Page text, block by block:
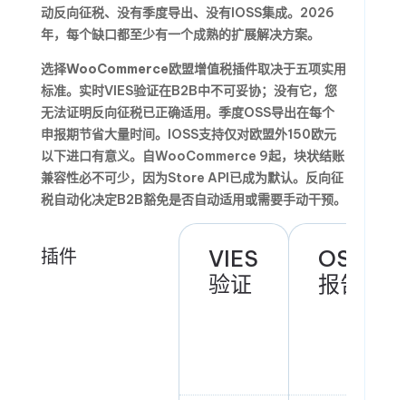
动反向征税、没有季度导出、没有IOSS集成。2026
年，每个缺口都至少有一个成熟的扩展解决方案。
选择WooCommerce欧盟增值税插件取决于五项实用
标准。实时VIES验证在B2B中不可妥协；没有它，您
无法证明反向征税已正确适用。季度OSS导出在每个
申报期节省大量时间。IOSS支持仅对欧盟外150欧元
以下进口有意义。自WooCommerce 9起，块状结账
兼容性必不可少，因为Store API已成为默认。反向征
税自动化决定B2B豁免是否自动适用或需要手动干预。
插件
VIES
验证
OSS
报告